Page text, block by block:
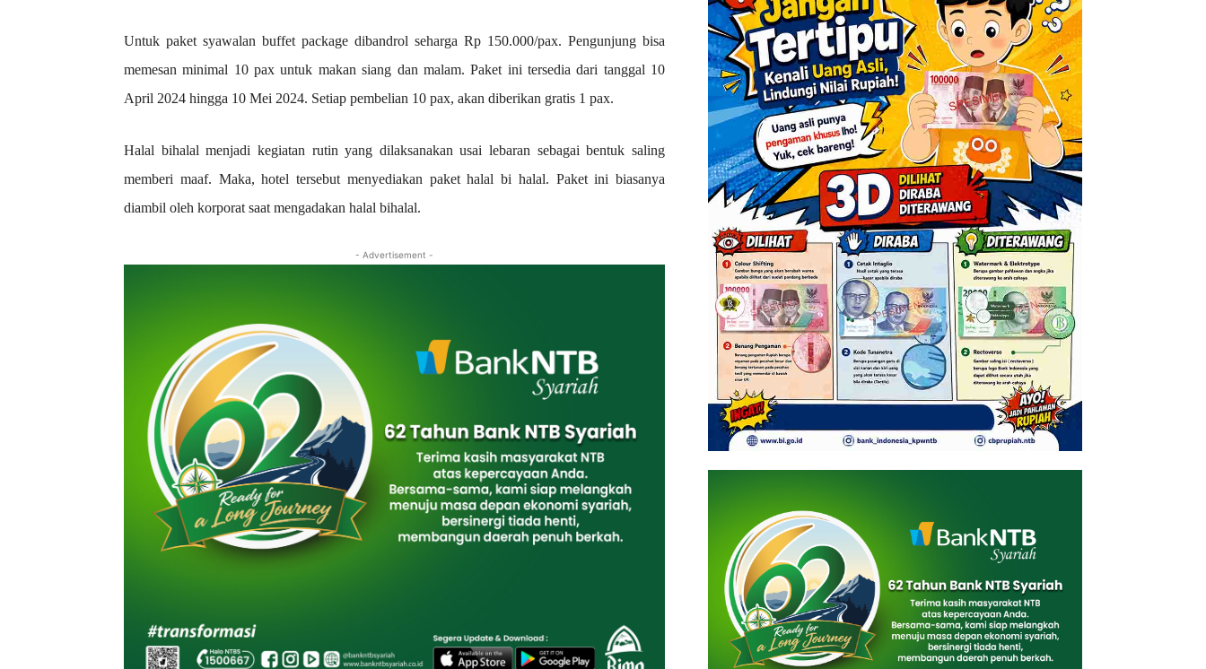
Untuk paket syawalan buffet package dibandrol seharga Rp 150.000/pax. Pengunjung bisa
memesan minimal 10 pax untuk makan siang dan malam. Paket ini tersedia dari tanggal 10
April 2024 hingga 10 Mei 2024. Setiap pembelian 10 pax, akan diberikan gratis 1 pax.
Halal bihalal menjadi kegiatan rutin yang dilaksanakan usai lebaran sebagai bentuk saling
memberi maaf. Maka, hotel tersebut menyediakan paket halal bi halal. Paket ini biasanya
diambil oleh korporat saat mengadakan halal bihalal.
- Advertisement -